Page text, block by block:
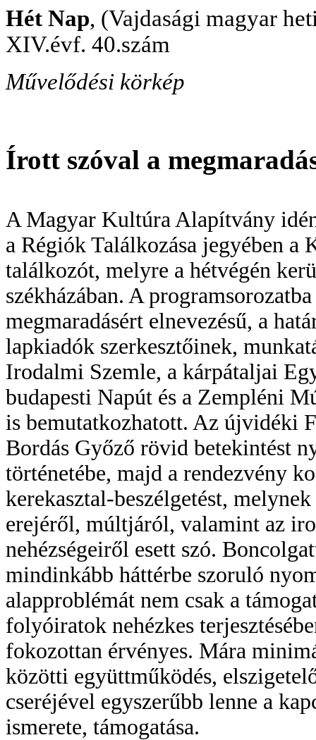
Hét Nap, (Vajdasági magyar
XIV.évf. 40.szám
Művelődési körkép
Írott szóval a
A Magyar Kultúra Alapítvány
a Régiók Találkozása jegyében
találkozót, melyre a hétvégén
székházában. A
megmaradásért elnevezésű, a
lapkiadók szerkesztőinek,
Irodalmi Szemle, a kárpátaljai
budapesti Napút és a Zempléni
is bemutatkozhatott. Az újvidéki
Bordás Győző rövid betekintést
történetébe, majd a rendezvény
kerekasztal-beszélgetést,
erejéről, múltjáról, valamint az
nehézségeiről esett szó.
mindinkább háttérbe szoruló
alapproblémát nem csak a
folyóiratok nehézkes
fokozottan érvényes. Mára
közötti együttműködés,
cseréjével egyszerűbb lenne a
ismerete, támogatása.